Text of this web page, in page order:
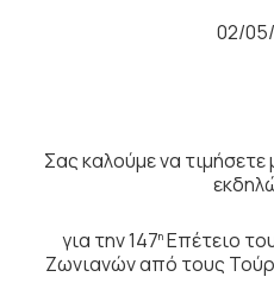
02/
Σας καλούμε να
για την 147η Επέτειο
Ζωνιανών από τους